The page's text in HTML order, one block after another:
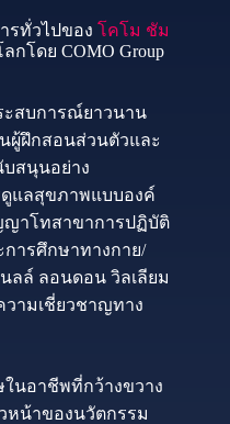
รทั่วไปของ โคโม ชัม
โดย COMO Group
ะสบการณ์ยาวนาน
ผู้ฝึกสอนส่วนตัวและ
บสนุนอย่าง
แลสุขภาพแบบองค์
ญาโทสาขาการปฏิบัติ
ารศึกษาทางกาย/
ลล์ ลอนดอน วิลเลียม
ามเชี่ยวชาญทาง
ในอาชีพที่กว้างขวาง
หน้าของนวัตกรรม